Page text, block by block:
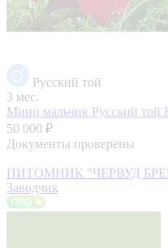
Русский той
3 мес.
Мини мальчик Русский той
50 000 ₽
Документы проверены
ПИТОМНИК "ЧЕРВУД
Заводчик